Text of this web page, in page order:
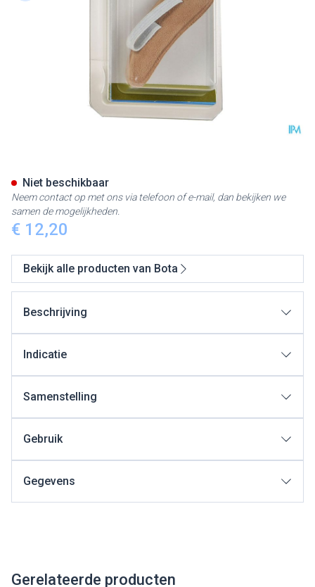
€ 12,20
Niet beschikbaar
Neem contact op met ons via telefoon of e-mail, dan bekijken we
samen de mogelijkheden.
Bekijk alle producten van Bota
Beschrijving
Indicatie
Samenstelling
Gebruik
Gegevens
Gerelateerde producten